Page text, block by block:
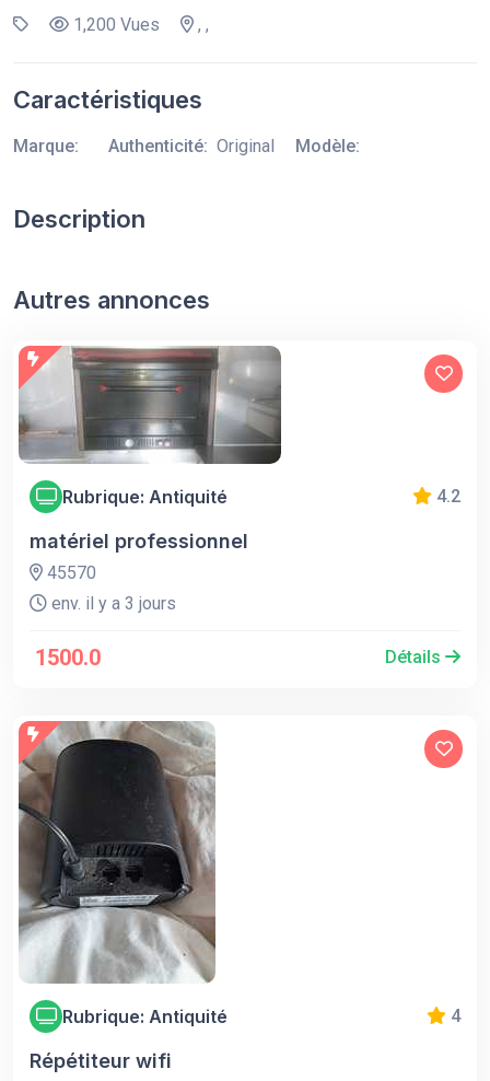
1,200 Vues , ,
Caractéristiques
Marque: Authenticité: Original Modèle:
Description
Autres annonces
Rubrique: Antiquité 4.2
matériel professionnel
45570
env. il y a 3 jours
1500.0 Détails
Rubrique: Antiquité 4
Répétiteur wifi